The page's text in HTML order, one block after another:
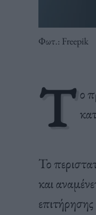
Φωτ.: Freepik
Τ ο
Το
και